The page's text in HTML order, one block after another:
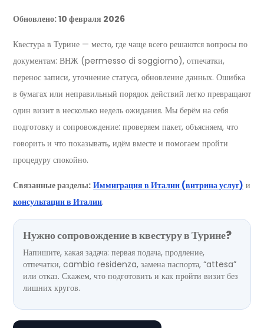
Обновлено: 10 февраля 2026
Квестура в Турине — место, где чаще всего решаются вопросы по
документам: ВНЖ (permesso di soggiorno), отпечатки,
перенос записи, уточнение статуса, обновление данных. Ошибка
в бумагах или неправильный порядок действий легко превращают
один визит в несколько недель ожидания. Мы берём на себя
подготовку и сопровождение: проверяем пакет, объясняем, что
говорить и что показывать, идём вместе и помогаем пройти
процедуру спокойно.
Связанные разделы: Иммиграция в Италии (витрина услуг) и
консультации в Италии.
Нужно сопровождение в квестуру в Турине?
Напишите, какая задача: первая подача, продление,
отпечатки, cambio residenza, замена паспорта, “attesa”
или отказ. Скажем, что подготовить и как пройти визит без
лишних кругов.